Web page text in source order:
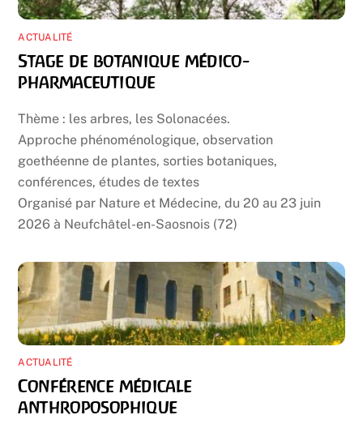
ACTUALITÉ
Stage de botanique médico-
pharmaceutique
Thème : les arbres, les Solonacées.
Approche phénoménologique, observation
goethéenne de plantes, sorties botaniques,
conférences, études de textes
Organisé par Nature et Médecine, du 20 au 23 juin
2026 à Neufchâtel-en-Saosnois (72)
ACTUALITÉ
Conférence médicale
anthroposophique